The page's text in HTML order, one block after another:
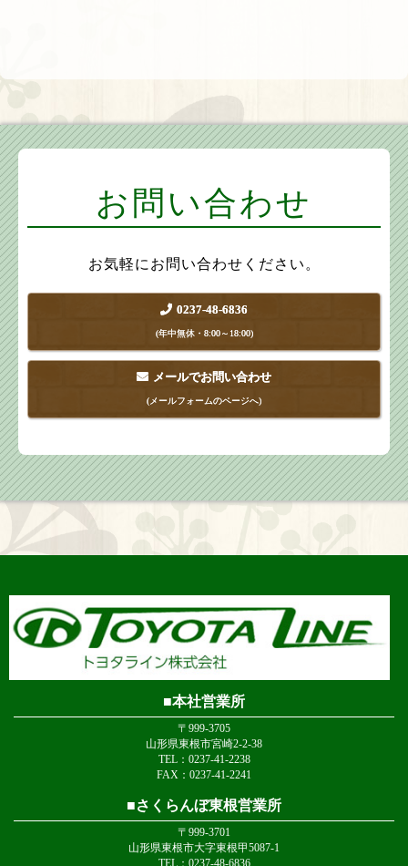
お問い合わせ
お気軽にお問い合わせください。
0237-48-6836
(年中無休・8:00～18:00)
メールでお問い合わせ
(メールフォームのページへ)
本社営業所
〒999-3705
山形県東根市宮崎2-2-38
TEL：0237-41-2238
FAX：0237-41-2241
さくらんぼ東根営業所
〒999-3701
山形県東根市大字東根甲5087-1
TEL：0237-48-6836